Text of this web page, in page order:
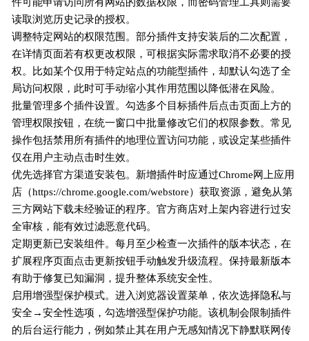
件可能申请访问所有网站的数据权限，而密码管理工具则需要
读取浏览历史记录的授权。
调整特定网站的权限范围。部分插件支持安装后的二次配置，
在详情页面若有权更改权限，可根据实际需求取消不必要的授
权。比如某个仅用于特定站点的功能型插件，却默认勾选了全
局访问权限，此时可手动缩小其作用范围以降低潜在风险。
批量管理多个插件设置。勾选多个目标插件后点击页面上方的
管理权限按钮，在统一窗口中批量修改它们的权限参数。常见
操作包括禁用所有插件的地理位置访问功能，或设定某些插件
仅在用户主动点击时生效。
优先选择官方渠道安装包。新增插件时应通过Chrome网上应用
店（https://chrome.google.com/webstore）获取资源，避免从第
三方网站下载未经验证的程序。官方商店对上架内容进行过安
全审核，能有效过滤恶意代码。
定期更新已安装组件。每月至少检查一次插件的版本状态，在
扩展程序页面点击更新按钮手动触发升级流程。保持最新版本
有助于修复已知漏洞，提升整体系统安全性。
启用增强型保护模式。进入浏览器设置菜单，依次选择隐私与
安全→安全性选项，勾选增强型保护功能。该机制会限制插件
的后台运行能力，例如禁止其在用户无感知情况下静默联网传